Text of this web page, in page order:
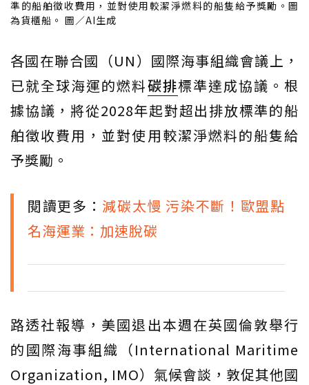
準的船舶徵收費用，並對使用較潔淨燃料的船隻給予獎勵。圖
為貨櫃船。 圖／AI生成
各國在聯合國（UN）國際海事組織會議上，
已就全球海運的燃料碳排標準達成協議。根
據協議，將從2028年起對超出排放標準的船
舶徵收費用，並對使用較潔淨燃料的船隻給
予獎勵。
閱讀更多： 減碳太慢 污染不斷！歐盟點
名海運業：加速脫碳
路透社報導，美國退出本週在英國倫敦舉行
的國際海事組織（International Maritime
Organization, IMO）氣候會談，敦促其他國